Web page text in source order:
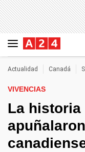
Actualidad Canadá
VIVENCIAS
La historia